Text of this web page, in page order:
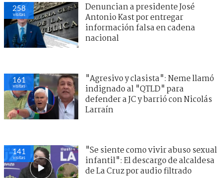
258
visitas
Denuncian a presidente José
Antonio Kast por entregar
información falsa en cadena
nacional
161
visitas
"Agresivo y clasista": Neme llamó
indignado al "QTLD" para
defender a JC y barrió con Nicolás
Larraín
141
visitas
"Se siente como vivir abuso sexual
infantil": El descargo de alcaldesa
de La Cruz por audio filtrado